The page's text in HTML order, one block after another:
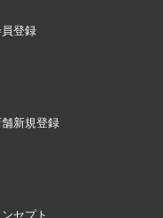
登録
舗新規登録
ンセプト